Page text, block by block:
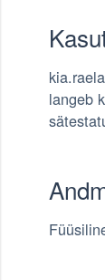
langeb